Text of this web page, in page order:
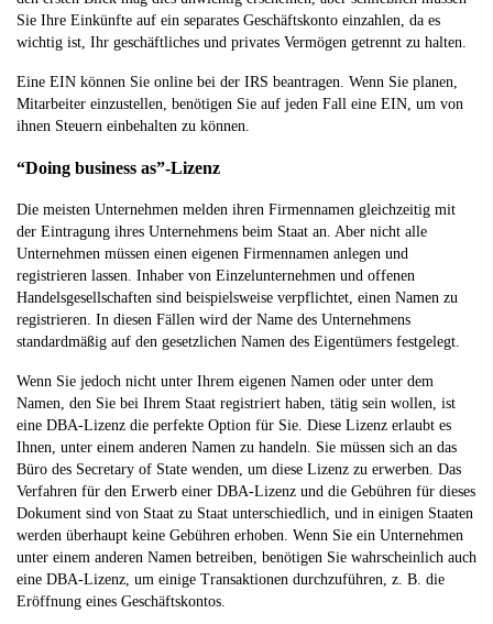
Sie Ihre Einkünfte auf ein separates Geschäftskonto einzahlen, da es
wichtig ist, Ihr geschäftliches und privates Vermögen getrennt zu halten.
Eine EIN können Sie online bei der IRS beantragen. Wenn Sie planen,
Mitarbeiter einzustellen, benötigen Sie auf jeden Fall eine EIN, um von
ihnen Steuern einbehalten zu können.
“Doing business as”-Lizenz
Die meisten Unternehmen melden ihren Firmennamen gleichzeitig mit
der Eintragung ihres Unternehmens beim Staat an. Aber nicht alle
Unternehmen müssen einen eigenen Firmennamen anlegen und
registrieren lassen. Inhaber von Einzelunternehmen und offenen
Handelsgesellschaften sind beispielsweise verpflichtet, einen Namen zu
registrieren. In diesen Fällen wird der Name des Unternehmens
standardmäßig auf den gesetzlichen Namen des Eigentümers festgelegt.
Wenn Sie jedoch nicht unter Ihrem eigenen Namen oder unter dem
Namen, den Sie bei Ihrem Staat registriert haben, tätig sein wollen, ist
eine DBA-Lizenz die perfekte Option für Sie. Diese Lizenz erlaubt es
Ihnen, unter einem anderen Namen zu handeln. Sie müssen sich an das
Büro des Secretary of State wenden, um diese Lizenz zu erwerben. Das
Verfahren für den Erwerb einer DBA-Lizenz und die Gebühren für dieses
Dokument sind von Staat zu Staat unterschiedlich, und in einigen Staaten
werden überhaupt keine Gebühren erhoben. Wenn Sie ein Unternehmen
unter einem anderen Namen betreiben, benötigen Sie wahrscheinlich auch
eine DBA-Lizenz, um einige Transaktionen durchzuführen, z. B. die
Eröffnung eines Geschäftskontos.